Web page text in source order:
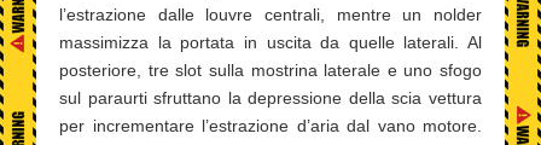
l’estrazione dalle louvre centrali, mentre un nolder
massimizza la portata in uscita da quelle laterali. Al
posteriore, tre slot sulla mostrina laterale e uno sfogo
sul paraurti sfruttano la depressione della scia vettura
per incrementare l’estrazione d’aria dal vano motore.